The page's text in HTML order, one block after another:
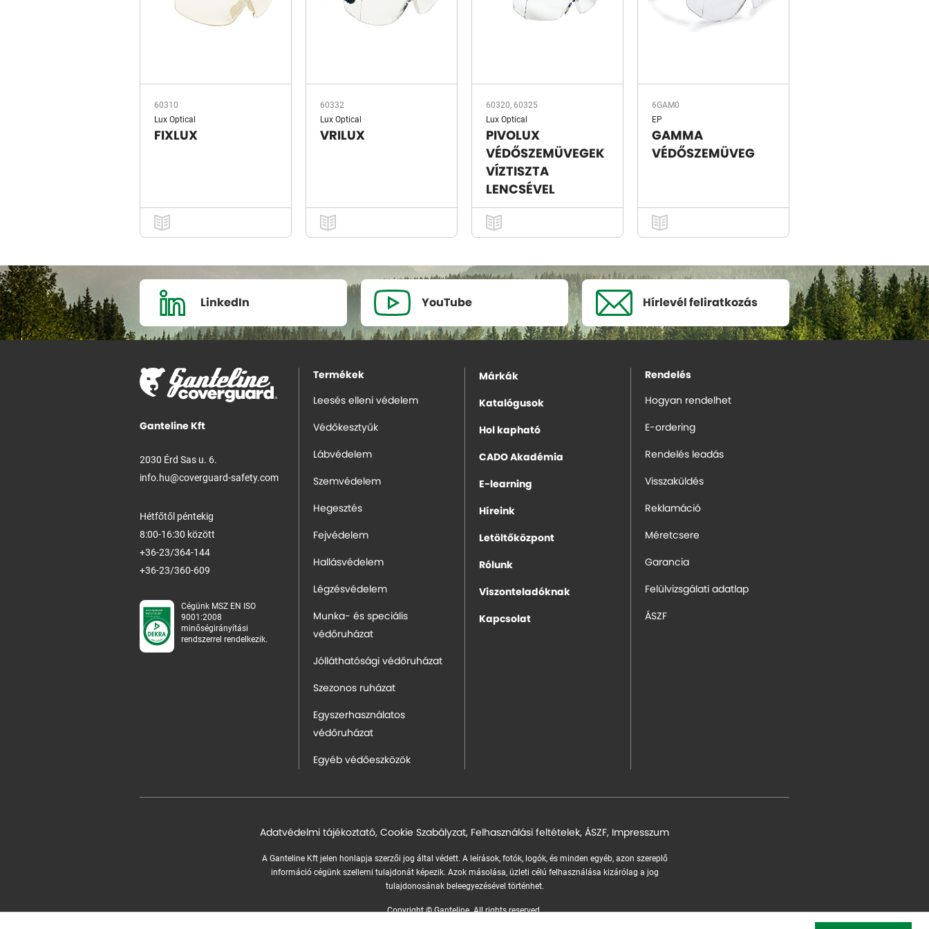
60310
Lux Optical
FIXLUX
60332
Lux Optical
VRILUX
60320, 60325
Lux Optical
PIVOLUX
VÉDŐSZEMÜVEGEK
VÍZTISZTA
LENCSÉVEL
6GAM0
EP
GAMMA
VÉDŐSZEMÜVEG
LinkedIn YouTube Hírlevél feliratkozás
Ganteline Kft
2030 Érd Sas u. 6.
info.hu@coverguard-safety.com
Hétfőtől péntekig
8:00-16:30 között
+36-23/364-144
+36-23/360-609
Cégünk MSZ EN ISO
9001:2008
minőségirányítási
rendszerrel rendelkezik.
Termékek
Leesés elleni védelem
Védőkesztyűk
Lábvédelem
Szemvédelem
Hegesztés
Fejvédelem
Hallásvédelem
Légzésvédelem
Munka- és speciális
védőruházat
Jólláthatósági védőruházat
Szezonos ruházat
Egyszerhasználatos
védőruházat
Egyéb védőeszközök
Márkák
Katalógusok
Hol kapható
CADO Akadémia
E-learning
Híreink
Letöltőközpont
Rólunk
Viszonteladóknak
Kapcsolat
Rendelés
Hogyan rendelhet
E-ordering
Rendelés leadás
Visszaküldés
Reklamáció
Méretcsere
Garancia
Felülvizsgálati adatlap
ÁSZF
Adatvédelmi tájékoztató, Cookie Szabályzat, Felhasználási feltételek, ÁSZF, Impresszum
A Ganteline Kft jelen honlapja szerzői jog által védett. A leírások, fotók, logók, és minden egyéb, azon szereplő
információ cégünk szellemi tulajdonát képezik. Azok másolása, üzleti célú felhasználása kizárólag a jog
tulajdonosának beleegyezésével történhet.
Copyright © Ganteline. All rights reserved.